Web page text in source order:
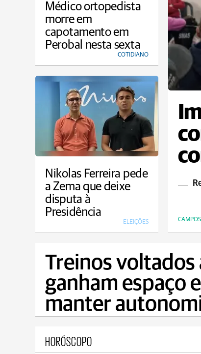
Médico ortopedista
morre em
capotamento em
Perobal nesta sexta
COTIDIANO
Nikolas Ferreira pede
a Zema que deixe
disputa à
Presidência
ELEIÇÕES
Treinos voltados
ganham espaço
manter
HORÓSCOPO